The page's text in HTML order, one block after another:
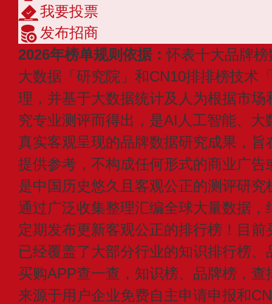
我要投票
发布招商
2026年榜单规则依据：怀表十大品牌
大数据「研究院」和CN10排排榜技术
理，并基于大数据统计及人为根据市
究专业测评而得出，是AI人工智能、
真实客观呈现的品牌数据研究成果，
提供参考，不构成任何形式的商业广
是中国历史悠久且客观公正的测评研
通过广泛收集整理汇编全球大量数据
定期发布更新客观公正的排行榜！目
已经覆盖了大部分行业的知识排行榜
买购APP查一查，知识榜、品牌榜，
来源于用户企业免费自主申请申报和